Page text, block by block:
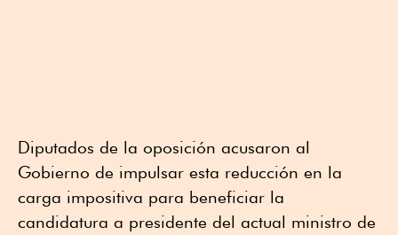
Diputados de la oposición acusaron al
Gobierno de impulsar esta reducción en la
carga impositiva para beneficiar la
candidatura a presidente del actual ministro de